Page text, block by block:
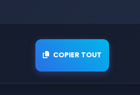
COPIER TOUT